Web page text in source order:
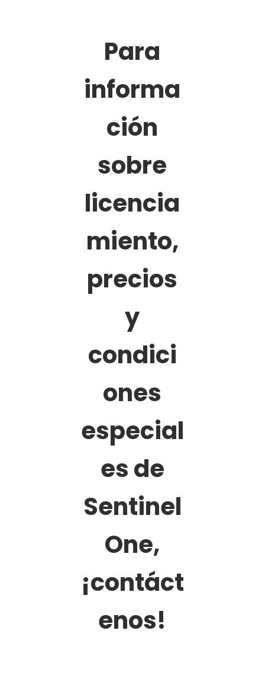
Para
informa
ción
sobre
licencia
miento,
precios
y
condici
ones
especial
es de
Sentinel
One,
¡contáct
enos!